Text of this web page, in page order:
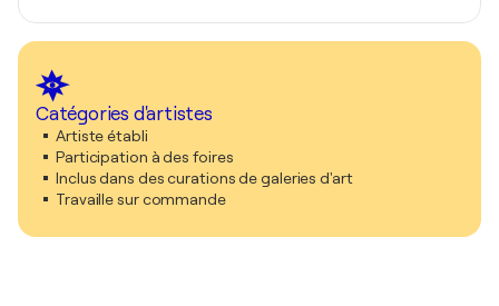
Catégories d'artistes
Artiste établi
Participation à des foires
Inclus dans des curations de galeries d'art
Travaille sur commande